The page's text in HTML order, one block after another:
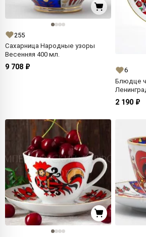
255
Сахарница Народные узоры
Весенняя 400 мл.
9 708 ₽
6
Блюдце
2 190 ₽